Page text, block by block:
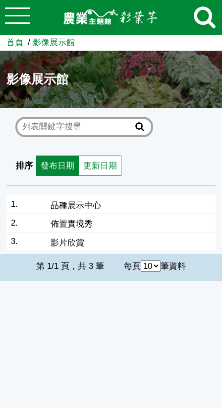
跳到主要內容
農業知識入口網
首頁 影像展示館
影像展示館
排序 發布日期 更新日期
1.
品種展示中心
2.
佈置實境秀
3.
影片欣賞
第 1/1 頁，共 3 筆 每頁 筆資料